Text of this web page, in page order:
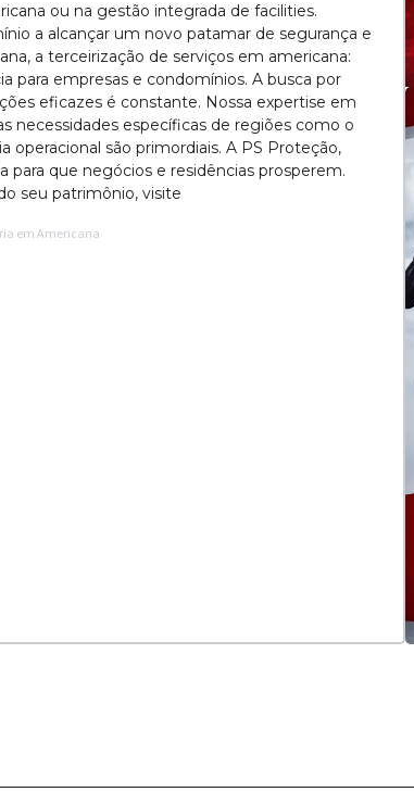
ou na gestão integrada de facilities.
a alcançar um novo patamar de segurança e
a terceirização de serviços em americana:
para empresas e condomínios. A busca por
eficazes é constante. Nossa expertise em
necessidades específicas de regiões como o
operacional são primordiais. A PS Proteção,
para que negócios e residências prosperem.
seu patrimônio, visite
em Americana